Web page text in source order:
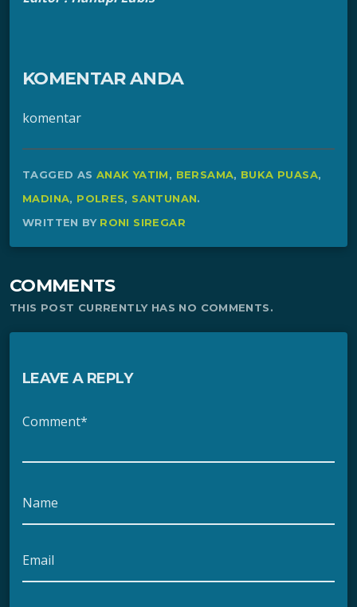
KOMENTAR ANDA
komentar
TAGGED AS ANAK YATIM, BERSAMA, BUKA PUASA,
MADINA, POLRES, SANTUNAN.
WRITTEN BY RONI SIREGAR
COMMENTS
THIS POST CURRENTLY HAS NO COMMENTS.
LEAVE A REPLY
Comment*
Name
Email